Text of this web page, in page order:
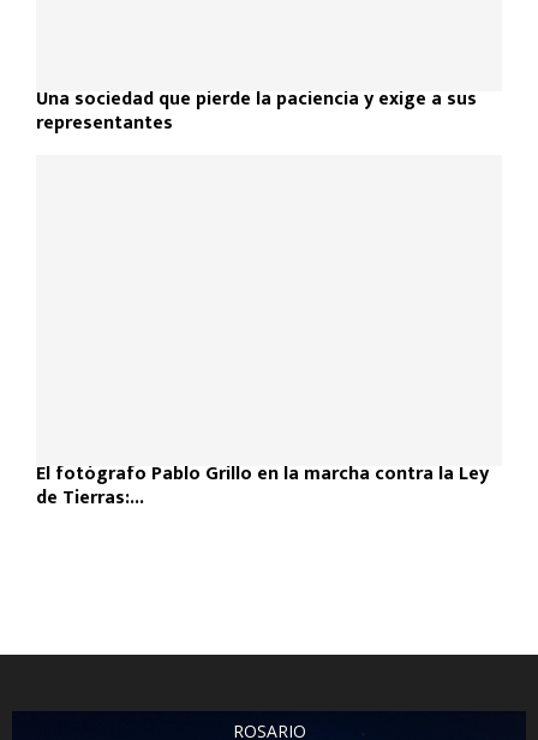
Una sociedad que pierde la paciencia y exige a sus
representantes
El fotógrafo Pablo Grillo en la marcha contra la Ley
de Tierras:...
ROSARIO